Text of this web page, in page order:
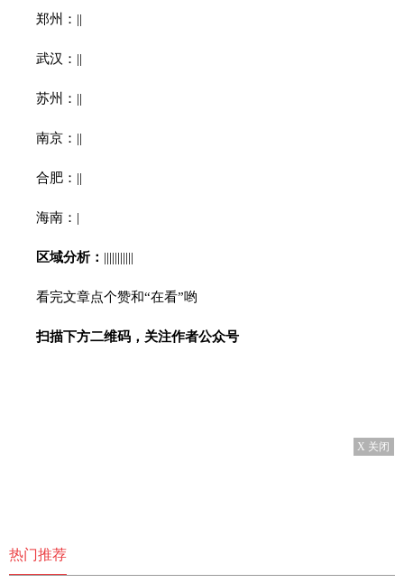
郑州：||
武汉：||
苏州：||
南京：||
合肥：||
海南：|
区域分析： |||||||||||
看完文章点个赞和“在看”哟
扫描下方二维码，关注作者公众号
X 关闭
热门推荐